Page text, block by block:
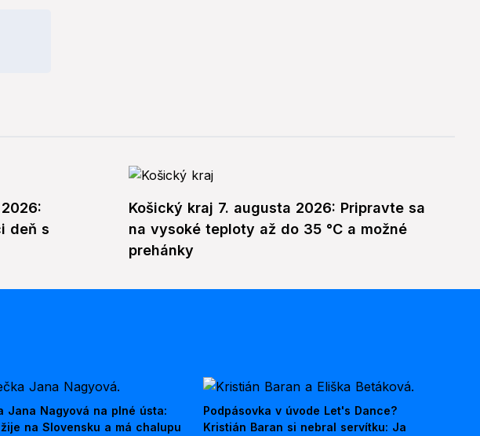
deň s
Košický kraj 7. augusta 2026: Pripravte sa
na vysoké teploty až do 35 °C a možné
prehánky
Jana Nagyová na plné ústa:
na Slovensku a má chalupu
Podpásovka v úvode Let's Dance?
Kristián Baran si nebral servítku: Ja